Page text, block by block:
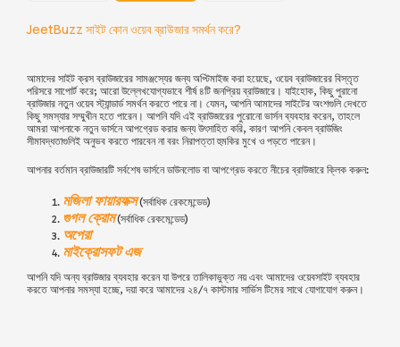
JeetBuzz সাইট কোন ওয়েব ব্রাউজার সমর্থন করে?
আমাদের সাইট ক্রস ব্রাউজারের সামঞ্জস্যের জন্য অপ্টিমাইজ করা হয়েছে, ওয়েব ব্রাউজারের বিস্তৃত
পরিসরে সাপোর্ট করে; আরো উল্লেখযোগ্যভাবে শীর্ষ ৪টি জনপ্রিয় ব্রাউজারে। যাইহোক, কিছু পুরানো
ব্রাউজার নতুন ওয়েব স্ট্যান্ডার্ড সমর্থন করতে পারে না। যেমন, আপনি আমাদের সাইটের অংশগুলি দেখতে
কিছু সমস্যার সম্মুখীন হতে পারেন। আপনি যদি এই ব্রাউজারের পুরোনো ভার্সন ব্যবহার করেন, তাহলে
আমরা আপনাকে নতুন ভার্সনে আপগ্রেড করার জন্য উৎসাহিত করি, কারণ আপনি কেবল ব্রাউজিং
সীমাবদ্ধতাগুলিই অনুভব করতে পারবেন না বরং নিরাপত্তা হুমকির মুখে ও পড়তে পারেন।
আপনার বর্তমান ব্রাউজারটি সর্বশেষ ভার্সনে ডাউনলোড বা আপগ্রেড করতে নীচের ব্রাউজারে ক্লিক করুন:
মজিলা ফায়ারফক্স(সর্বাধিক রেকমেন্ডেড)
গুগল ক্রোম(সর্বাধিক রেকমেন্ডেড)
অপেরা
মাইক্রোসফট এজ
আপনি যদি অন্য ব্রাউজার ব্যবহার করেন যা উপরে তালিকাভুক্ত নয় এবং আমাদের ওয়েবসাইট ব্যবহার
করতে আপনার সমস্যা হচ্ছে, দয়া করে আমাদের ২৪/৭ কাস্টমার সার্ভিস টিমের সাথে যোগাযোগ করুন।